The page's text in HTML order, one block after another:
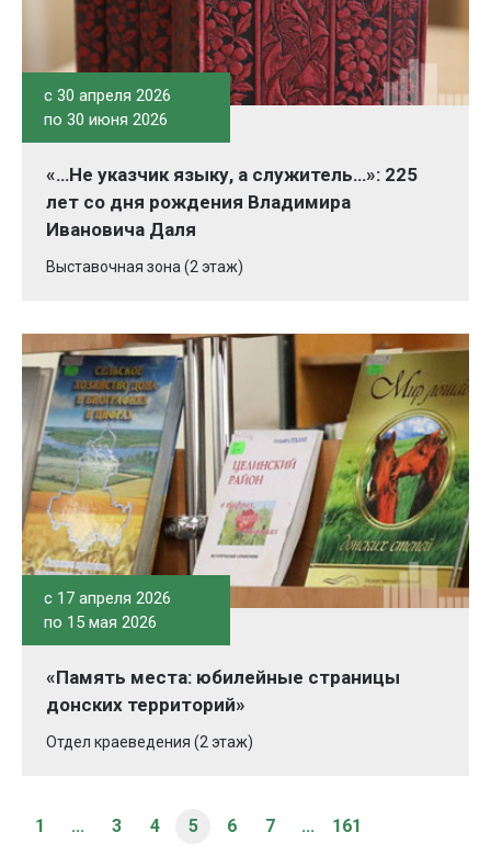
c 30 апреля 2026
по 30 июня 2026
«…Не указчик языку, а служитель…»: 225
лет со дня рождения Владимира
Ивановича Даля
Выставочная зона (2 этаж)
c 17 апреля 2026
по 15 мая 2026
«Память места: юбилейные страницы
донских территорий»
Отдел краеведения (2 этаж)
1 ... 3 4 5 6 7 ... 161